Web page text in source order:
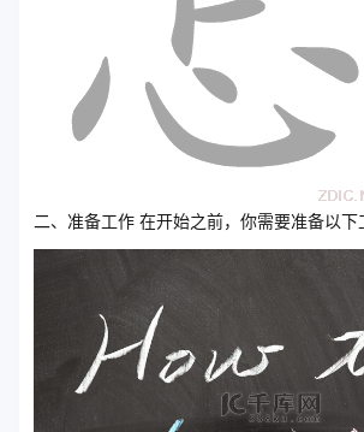
二、准备工作 在开始之前，你需要准备以下